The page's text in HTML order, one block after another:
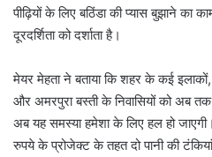
पीढ़ियों के लिए बठिंडा की प्यास बुझाने का
दूरदर्शिता को दर्शाता है।
मेयर मेहता ने बताया कि शहर के कई
और अमरपुरा बस्ती के निवासियों को अब
अब यह समस्या हमेशा के लिए हल हो
रुपये के प्रोजेक्ट के तहत दो पानी की